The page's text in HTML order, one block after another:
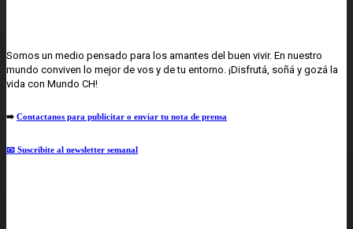
Somos un medio pensado para los amantes del buen vivir. En nuestro
mundo conviven lo mejor de vos y de tu entorno. ¡Disfrutá, soñá y gozá la
vida con Mundo CH!
➡️ Contactanos para publicitar o enviar tu nota de prensa
📧 Suscribite al newsletter semanal